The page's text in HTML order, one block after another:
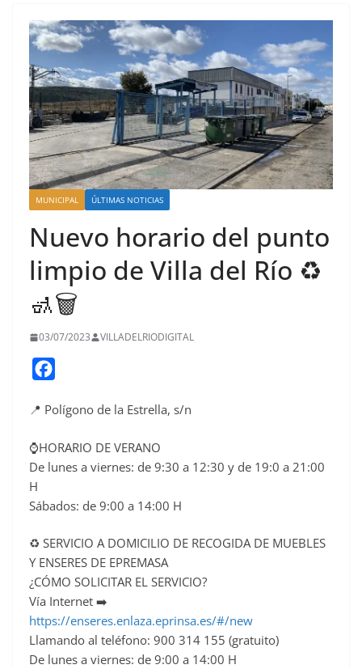
MUNICIPAL ÚLTIMAS NOTICIAS
Nuevo horario del punto
limpio de Villa del Río ♻
🚮🗑️
03/07/2023 VILLADELRIODIGITAL
c
o
📍 Polígono de la Estrella, s/n
⌚HORARIO DE VERANO
De lunes a viernes: de 9:30 a 12:30 y de 19:0 a 21:00
H
Sábados: de 9:00 a 14:00 H
♻ SERVICIO A DOMICILIO DE RECOGIDA DE MUEBLES
Y ENSERES DE EPREMASA
¿CÓMO SOLICITAR EL SERVICIO?
Vía Internet ➡️
https://enseres.enlaza.eprinsa.es/#/new
Llamando al teléfono: 900 314 155 (gratuito)
De lunes a viernes: de 9:00 a 14:00 H